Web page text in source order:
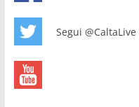
Segui @CaltaLive